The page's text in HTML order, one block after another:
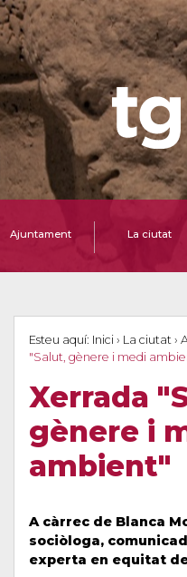
Ajuntament La ciutat
Esteu aquí: Inici › La ciutat ›
"Salut, gènere i medi
Xerrada
gènere i
ambient"
A càrrec de Blanca
sociòloga,
experta en equitat